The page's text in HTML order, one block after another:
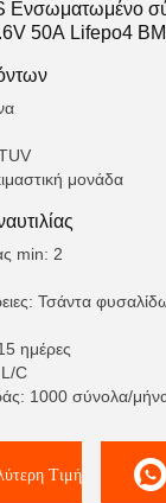
50A Lifepo4
μονάδα
min: 2
Τσάντα
ημέρες
C
1000 σύνολα/
Τιμή